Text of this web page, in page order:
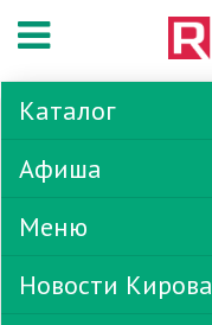
Каталог
Афиша
Меню
Новости Кирова